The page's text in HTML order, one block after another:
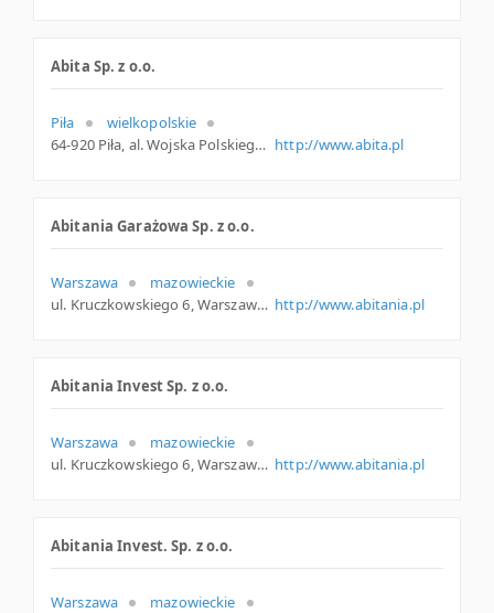
Abita Sp. z o.o.
Piła
wielkopolskie
64-920 Piła, al. Wojska Polskiego 16, woj. Wielkopolskie, pow. Pilski, gm. Piła http://www.abita.pl
Abitania Garażowa Sp. z o.o.
Warszawa
mazowieckie
ul. Kruczkowskiego 6, Warszawa http://www.abitania.pl
Abitania Invest Sp. z o.o.
Warszawa
mazowieckie
ul. Kruczkowskiego 6, Warszawa http://www.abitania.pl
Abitania Invest. Sp. z o.o.
Warszawa
mazowieckie